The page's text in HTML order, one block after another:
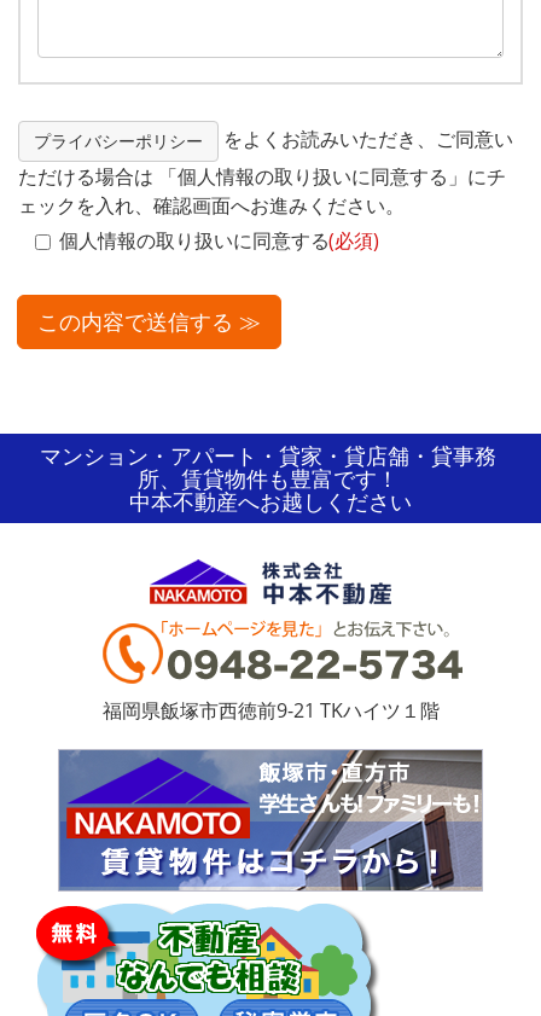
プライバシーポリシー
をよくお読みいただき、ご同意い
ただける場合は 「個人情報の取り扱いに同意する」にチ
ェックを入れ、確認画面へお進みください。
個人情報の取り扱いに同意する(必須)
マンション・アパート・貸家・貸店舗・貸事務
所、賃貸物件も豊富です！
中本不動産へお越しください
福岡県飯塚市西徳前9-21 TKハイツ１階